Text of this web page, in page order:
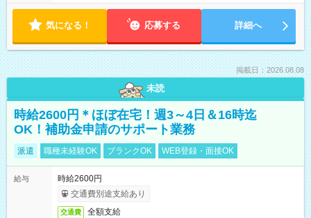
気になる！ 応募する 詳細へ
掲載日：2026.08.08
未読
時給2600円＊ほぼ在宅！週3～4日＆16時迄
OK！補助金申請のサポート業務
派遣 職種未経験OK ブランクOK WEB登録・面接OK
給与
時給2600円
交通費別途支給あり
交通費 全額支給